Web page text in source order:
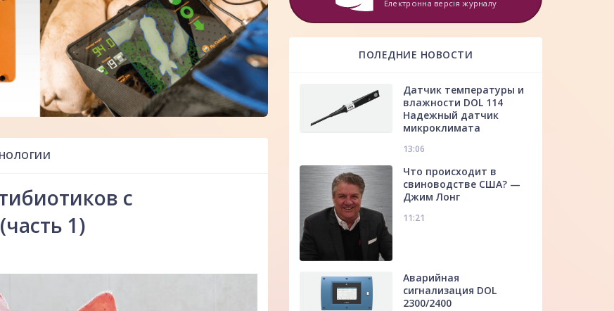
с
1)
Електронна версія журналу
ПОЛЕДНИЕ НОВОСТИ
Датчик температуры и
влажности DOL 114
Надежный датчик
микроклимата
13:06
Что происходит в
свиноводстве США? —
Джим Лонг
11:21
Аварийная
сигнализация DOL
2300/2400